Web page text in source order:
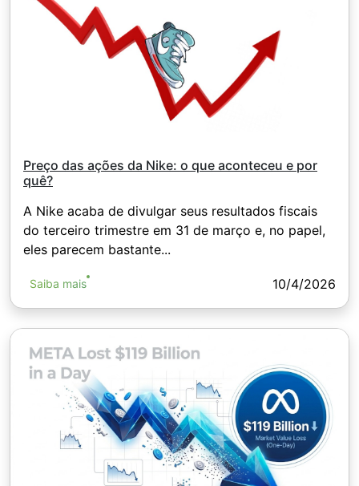
Preço das ações da Nike: o que aconteceu e por
quê?
A Nike acaba de divulgar seus resultados fiscais
do terceiro trimestre em 31 de março e, no papel,
eles parecem bastante...
Saiba mais 10/4/2026